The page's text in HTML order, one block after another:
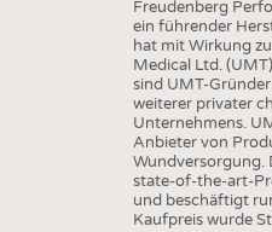
Freudenberg
ein führender
hat mit Wirkung
Medical Ltd.
sind UMT-
weiterer privater
Unternehmens.
Anbieter von
Wundversorgung.
state-of-the-art-
und beschäftigt
Kaufpreis wurde